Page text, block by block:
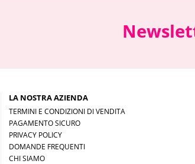
LA NOSTRA AZIENDA
TERMINI E CONDIZIONI DI VENDITA
PAGAMENTO SICURO
PRIVACY POLICY
DOMANDE FREQUENTI
CHI SIAMO